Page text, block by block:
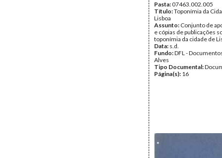
Pasta:07463.002.005
Título:Toponímia da
Lisboa
Assunto: Conjunto de
e cópias de publicações
toponímia da cidade de
Data: s.d.
Fundo:DFL -
Alves
Tipo Documental:
Página(s): 16